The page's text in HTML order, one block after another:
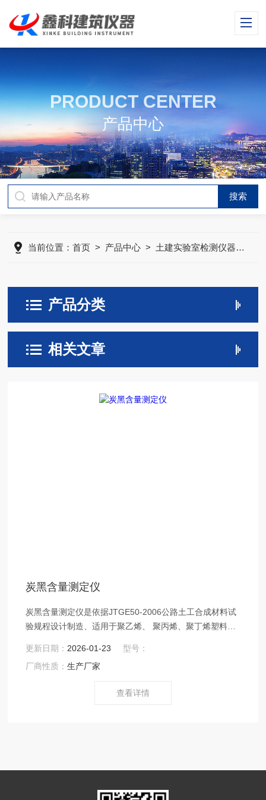
PRODUCT CENTER
产品中心
当前位置：首页 > 产品中心 > 土建实验室检测仪器设备
产品分类
相关文章
炭黑含量测定仪
炭黑含量测定仪是依据JTGE50-2006公路土工合成材料试
验规程设计制造、适用于聚乙烯、 聚丙烯、聚丁烯塑料中
高温分解后的重量分析得到的。具有使用方便，操作简
单，工作可靠，测量准确，自动控温等优点。
更新日期： 2026-01-23
型号：
厂商性质：生产厂家
查看详情